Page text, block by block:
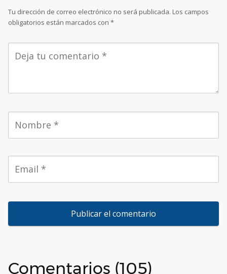
Tu dirección de correo electrónico no será publicada. Los campos
obligatorios están marcados con *
Comentarios (105)